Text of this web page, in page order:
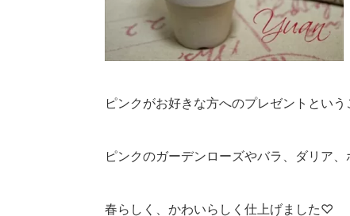
ピンクがお好きな方へのプレゼントという
ピンクのガーデンローズやバラ、ダリア
春らしく、かわいらしく仕上げました♡